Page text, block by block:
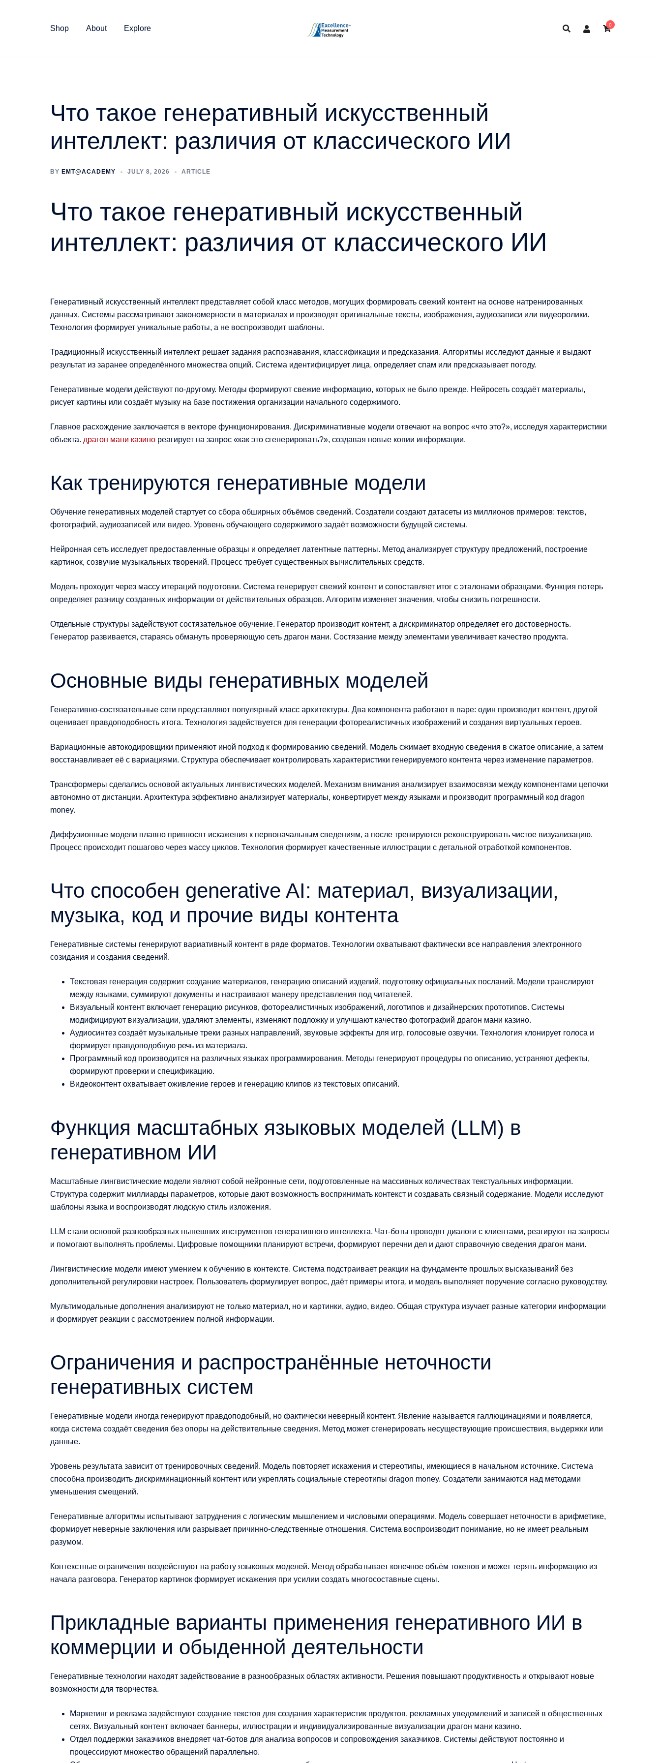
Shop About Explore 0
Что такое генеративный искусственный
интеллект: различия от классического ИИ
BY EMT@ACADEMY JULY 8, 2026 ARTICLE
Что такое генеративный искусственный
интеллект: различия от классического ИИ
Генеративный искусственный интеллект представляет собой класс методов, могущих формировать свежий контент на основе натренированных
данных. Системы рассматривают закономерности в материалах и производят оригинальные тексты, изображения, аудиозаписи или видеоролики.
Технология формирует уникальные работы, а не воспроизводит шаблоны.
Традиционный искусственный интеллект решает задания распознавания, классификации и предсказания. Алгоритмы исследуют данные и выдают
результат из заранее определённого множества опций. Система идентифицирует лица, определяет спам или предсказывает погоду.
Генеративные модели действуют по-другому. Методы формируют свежие информацию, которых не было прежде. Нейросеть создаёт материалы,
рисует картины или создаёт музыку на базе постижения организации начального содержимого.
Главное расхождение заключается в векторе функционирования. Дискриминативные модели отвечают на вопрос «что это?», исследуя характеристики
объекта. драгон мани казино реагирует на запрос «как это сгенерировать?», создавая новые копии информации.
Как тренируются генеративные модели
Обучение генеративных моделей стартует со сбора обширных объёмов сведений. Создатели создают датасеты из миллионов примеров: текстов,
фотографий, аудиозаписей или видео. Уровень обучающего содержимого задаёт возможности будущей системы.
Нейронная сеть исследует предоставленные образцы и определяет латентные паттерны. Метод анализирует структуру предложений, построение
картинок, созвучие музыкальных творений. Процесс требует существенных вычислительных средств.
Модель проходит через массу итераций подготовки. Система генерирует свежий контент и сопоставляет итог с эталонами образцами. Функция потерь
определяет разницу созданных информации от действительных образцов. Алгоритм изменяет значения, чтобы снизить погрешности.
Отдельные структуры задействуют состязательное обучение. Генератор производит контент, а дискриминатор определяет его достоверность.
Генератор развивается, стараясь обмануть проверяющую сеть драгон мани. Состязание между элементами увеличивает качество продукта.
Основные виды генеративных моделей
Генеративно-состязательные сети представляют популярный класс архитектуры. Два компонента работают в паре: один производит контент, другой
оценивает правдоподобность итога. Технология задействуется для генерации фотореалистичных изображений и создания виртуальных героев.
Вариационные автокодировщики применяют иной подход к формированию сведений. Модель сжимает входную сведения в сжатое описание, а затем
восстанавливает её с вариациями. Структура обеспечивает контролировать характеристики генерируемого контента через изменение параметров.
Трансформеры сделались основой актуальных лингвистических моделей. Механизм внимания анализирует взаимосвязи между компонентами цепочки
автономно от дистанции. Архитектура эффективно анализирует материалы, конвертирует между языками и производит программный код dragon
money.
Диффузионные модели плавно привносят искажения к первоначальным сведениям, а после тренируются реконструировать чистое визуализацию.
Процесс происходит пошагово через массу циклов. Технология формирует качественные иллюстрации с детальной отработкой компонентов.
Что способен generative AI: материал, визуализации,
музыка, код и прочие виды контента
Генеративные системы генерируют вариативный контент в ряде форматов. Технологии охватывают фактически все направления электронного
созидания и создания сведений.
Текстовая генерация содержит создание материалов, генерацию описаний изделий, подготовку официальных посланий. Модели транслируют
между языками, суммируют документы и настраивают манеру представления под читателей.
Визуальный контент включает генерацию рисунков, фотореалистичных изображений, логотипов и дизайнерских прототипов. Системы
модифицируют визуализации, удаляют элементы, изменяют подложку и улучшают качество фотографий драгон мани казино.
Аудиосинтез создаёт музыкальные треки разных направлений, звуковые эффекты для игр, голосовые озвучки. Технология клонирует голоса и
формирует правдоподобную речь из материала.
Программный код производится на различных языках программирования. Методы генерируют процедуры по описанию, устраняют дефекты,
формируют проверки и спецификацию.
Видеоконтент охватывает оживление героев и генерацию клипов из текстовых описаний.
Функция масштабных языковых моделей (LLM) в
генеративном ИИ
Масштабные лингвистические модели являют собой нейронные сети, подготовленные на массивных количествах текстуальных информации.
Структура содержит миллиарды параметров, которые дают возможность воспринимать контекст и создавать связный содержание. Модели исследуют
шаблоны языка и воспроизводят людскую стиль изложения.
LLM стали основой разнообразных нынешних инструментов генеративного интеллекта. Чат-боты проводят диалоги с клиентами, реагируют на запросы
и помогают выполнять проблемы. Цифровые помощники планируют встречи, формируют перечни дел и дают справочную сведения драгон мани.
Лингвистические модели имеют умением к обучению в контексте. Система подстраивает реакции на фундаменте прошлых высказываний без
дополнительной регулировки настроек. Пользователь формулирует вопрос, даёт примеры итога, и модель выполняет поручение согласно руководству.
Мультимодальные дополнения анализируют не только материал, но и картинки, аудио, видео. Общая структура изучает разные категории информации
и формирует реакции с рассмотрением полной информации.
Ограничения и распространённые неточности
генеративных систем
Генеративные модели иногда генерируют правдоподобный, но фактически неверный контент. Явление называется галлюцинациями и появляется,
когда система создаёт сведения без опоры на действительные сведения. Метод может сгенерировать несуществующие происшествия, выдержки или
данные.
Уровень результата зависит от тренировочных сведений. Модель повторяет искажения и стереотипы, имеющиеся в начальном источнике. Система
способна производить дискриминационный контент или укреплять социальные стереотипы dragon money. Создатели занимаются над методами
уменьшения смещений.
Генеративные алгоритмы испытывают затруднения с логическим мышлением и числовыми операциями. Модель совершает неточности в арифметике,
формирует неверные заключения или разрывает причинно-следственные отношения. Система воспроизводит понимание, но не имеет реальным
разумом.
Контекстные ограничения воздействуют на работу языковых моделей. Метод обрабатывает конечное объём токенов и может терять информацию из
начала разговора. Генератор картинок формирует искажения при усилии создать многосоставные сцены.
Прикладные варианты применения генеративного ИИ в
коммерции и обыденной деятельности
Генеративные технологии находят задействование в разнообразных областях активности. Решения повышают продуктивность и открывают новые
возможности для творчества.
Маркетинг и реклама задействуют создание текстов для создания характеристик продуктов, рекламных уведомлений и записей в общественных
сетях. Визуальный контент включает баннеры, иллюстрации и индивидуализированные визуализации драгон мани казино.
Отдел поддержки заказчиков внедряет чат-ботов для анализа вопросов и сопровождения заказчиков. Системы действуют постоянно и
процессируют множество обращений параллельно.